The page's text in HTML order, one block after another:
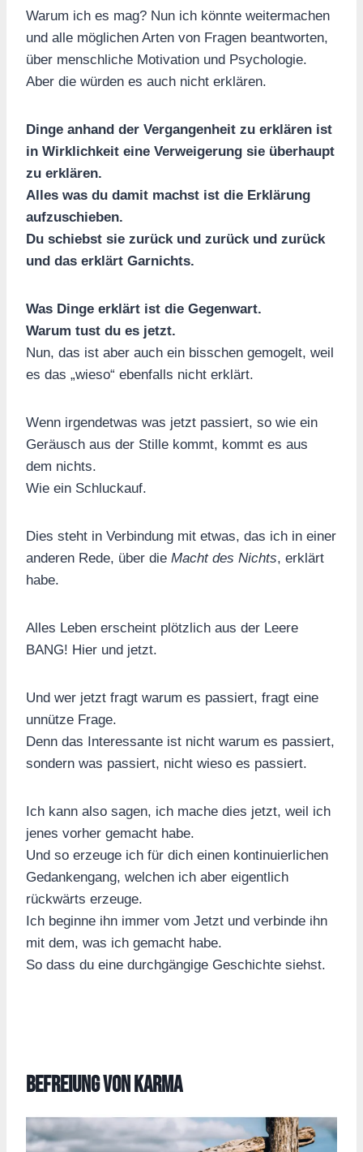
Warum ich es mag? Nun ich könnte weitermachen
und alle möglichen Arten von Fragen beantworten,
über menschliche Motivation und Psychologie.
Aber die würden es auch nicht erklären.
Dinge anhand der Vergangenheit zu erklären ist
in Wirklichkeit eine Verweigerung sie überhaupt
zu erklären.
Alles was du damit machst ist die Erklärung
aufzuschieben.
Du schiebst sie zurück und zurück und zurück
und das erklärt Garnichts.
Was Dinge erklärt ist die Gegenwart.
Warum tust du es jetzt.
Nun, das ist aber auch ein bisschen gemogelt, weil
es das „wieso“ ebenfalls nicht erklärt.
Wenn irgendetwas was jetzt passiert, so wie ein
Geräusch aus der Stille kommt, kommt es aus
dem nichts.
Wie ein Schluckauf.
Dies steht in Verbindung mit etwas, das ich in einer
anderen Rede, über die Macht des Nichts, erklärt
habe.
Alles Leben erscheint plötzlich aus der Leere
BANG! Hier und jetzt.
Und wer jetzt fragt warum es passiert, fragt eine
unnütze Frage.
Denn das Interessante ist nicht warum es passiert,
sondern was passiert, nicht wieso es passiert.
Ich kann also sagen, ich mache dies jetzt, weil ich
jenes vorher gemacht habe.
Und so erzeuge ich für dich einen kontinuierlichen
Gedankengang, welchen ich aber eigentlich
rückwärts erzeuge.
Ich beginne ihn immer vom Jetzt und verbinde ihn
mit dem, was ich gemacht habe.
So dass du eine durchgängige Geschichte siehst.
Befreiung von Karma